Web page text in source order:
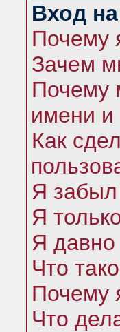
Вход
Почему
Зачем
Почему
имени и
Как
Я забыл
Я
Я давно
Что
Почему
Что